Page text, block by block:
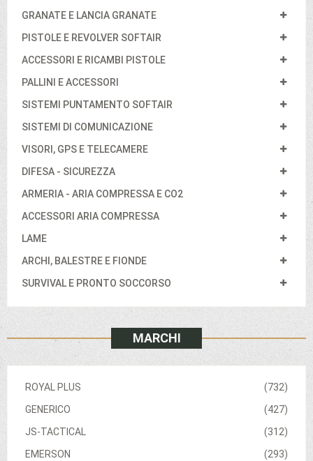
GRANATE E LANCIA GRANATE
PISTOLE E REVOLVER SOFTAIR
ACCESSORI E RICAMBI PISTOLE
PALLINI E ACCESSORI
SISTEMI PUNTAMENTO SOFTAIR
SISTEMI DI COMUNICAZIONE
VISORI, GPS E TELECAMERE
DIFESA - SICUREZZA
ARMERIA - ARIA COMPRESSA E CO2
ACCESSORI ARIA COMPRESSA
LAME
ARCHI, BALESTRE E FIONDE
SURVIVAL E PRONTO SOCCORSO
MARCHI
(732)
ROYAL PLUS
(427)
GENERICO
(312)
JS-TACTICAL
(293)
EMERSON